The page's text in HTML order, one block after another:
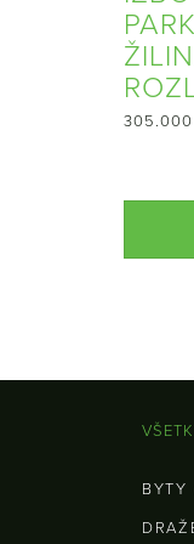
305.000
BYTY